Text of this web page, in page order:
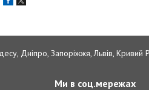
Дніпро, Запоріжжя, Львів, Кривий
Ми в соц.мережах